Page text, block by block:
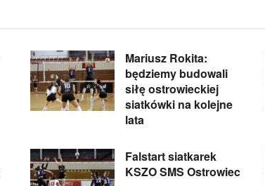
Mariusz Rokita:
będziemy budowali
siłę ostrowieckiej
siatkówki na kolejne
lata
Falstart siatkarek
KSZO SMS Ostrowiec